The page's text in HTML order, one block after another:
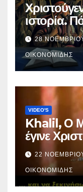
ιστορία.
Χριστός;
28
ΟΙΚΟΝΟΜΊΔΗΣ
VIDEO'S
Khalil, Ο
έγινε
22
ΟΙΚΟΝΟΜΊΔΗΣ